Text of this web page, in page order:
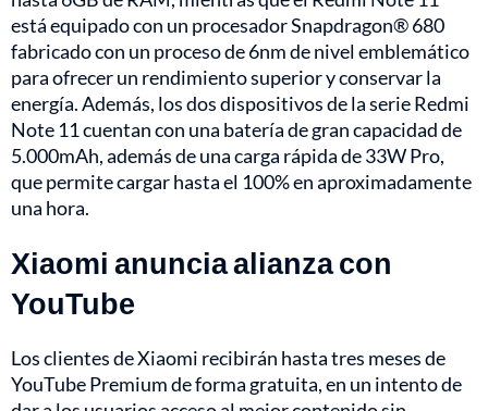
está equipado con un procesador Snapdragon® 680
fabricado con un proceso de 6nm de nivel emblemático
para ofrecer un rendimiento superior y conservar la
energía. Además, los dos dispositivos de la serie Redmi
Note 11 cuentan con una batería de gran capacidad de
5.000mAh, además de una carga rápida de 33W Pro,
que permite cargar hasta el 100% en aproximadamente
una hora.
Xiaomi anuncia alianza con
YouTube
Los clientes de Xiaomi recibirán hasta tres meses de
YouTube Premium de forma gratuita, en un intento de